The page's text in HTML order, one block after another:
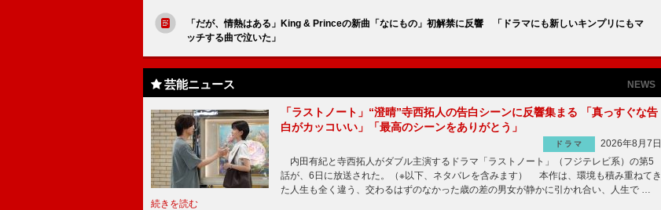
「だが、情熱はある」King & Princeの新曲「なにもの」初解禁に反響 「ドラマにも新しいキンプリにもマ
ッチする曲で泣いた」
芸能ニュース NEWS
「ラストノート」“澄晴”寺西拓人の告白シーンに反響集まる 「真っすぐな告
白がカッコいい」「最高のシーンをありがとう」
ドラマ
2026年8月7日
内田有紀と寺西拓人がダブル主演するドラマ「ラストノート」（フジテレビ系）の第5
話が、6日に放送された。（※以下、ネタバレを含みます） 本作は、環境も積み重ねてき
た人生も全く違う、交わるはずのなかった歳の差の男女が静かに引かれ合い、人生で …
続きを読む